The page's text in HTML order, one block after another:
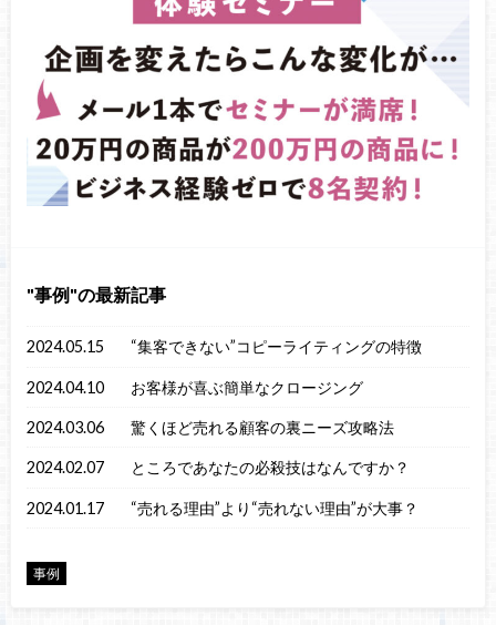
事例 の最新記事
2024.05.15 “集客できない”コピーライティングの特徴
2024.04.10 お客様が喜ぶ簡単なクロージング
2024.03.06 驚くほど売れる顧客の裏ニーズ攻略法
2024.02.07 ところであなたの必殺技はなんですか？
2024.01.17 “売れる理由”より“売れない理由”が大事？
事例